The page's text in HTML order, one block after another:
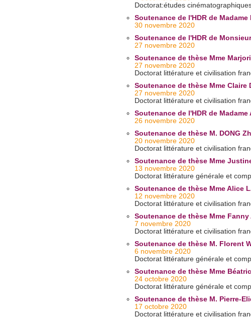
Doctorat:études
Soutenance de l'HDR de Madame
30 novembre 2020
Soutenance de l'HDR de
27 novembre 2020
Soutenance de thèse Mme
27 novembre 2020
Doctorat littérature et civilisation
Soutenance de thèse Mme Claire
27 novembre 2020
Doctorat littérature et civilisation
Soutenance de l'HDR de Madame
26 novembre 2020
Soutenance de thèse M. DONG
20 novembre 2020
Doctorat littérature et civilisation
Soutenance de thèse Mme
13 novembre 2020
Doctorat littérature générale et
Soutenance de thèse Mme Alice
12 novembre 2020
Doctorat littérature et civilisation
Soutenance de thèse Mme Fanny
7 novembre 2020
Doctorat littérature et civilisation
Soutenance de thèse M. Florent
6 novembre 2020
Doctorat littérature générale et
Soutenance de thèse Mme
24 octobre 2020
Doctorat littérature générale et
Soutenance de thèse M. Pierre-
17 octobre 2020
Doctorat littérature et civilisation